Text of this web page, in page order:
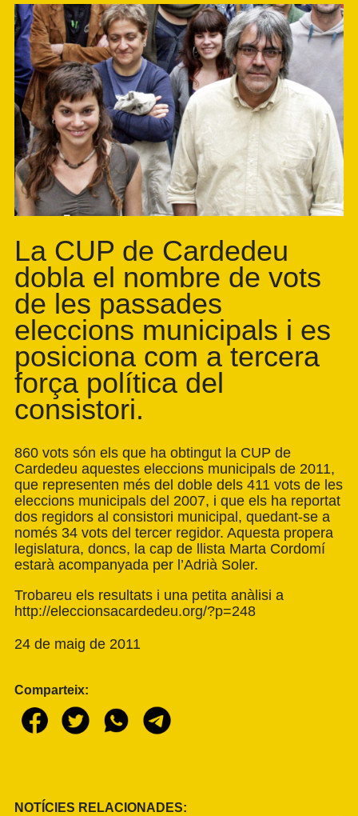
La CUP de Cardedeu
dobla el nombre de vots
de les passades
eleccions municipals i es
posiciona com a tercera
força política del
consistori.
860 vots són els que ha obtingut la CUP de
Cardedeu aquestes eleccions municipals de 2011,
que representen més del doble dels 411 vots de les
eleccions municipals del 2007, i que els ha reportat
dos regidors al consistori municipal, quedant-se a
només 34 vots del tercer regidor. Aquesta propera
legislatura, doncs, la cap de llista Marta Cordomí
estarà acompanyada per l’Adrià Soler.
Trobareu els resultats i una petita anàlisi a
http://eleccionsacardedeu.org/?p=248
24 de maig de 2011
Comparteix:
NOTÍCIES RELACIONADES: